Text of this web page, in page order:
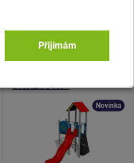
zboží
UNK2061K -
Novinka
Přijímám